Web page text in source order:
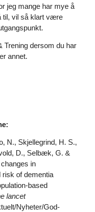
jeg mange har mye å
til, vil så klart være
Trening dersom du har
annet.
N., Skjellegrind, H. S.,
D., Selbæk, G. &
in
risk of dementia
based
lancet
Nyheter/God-